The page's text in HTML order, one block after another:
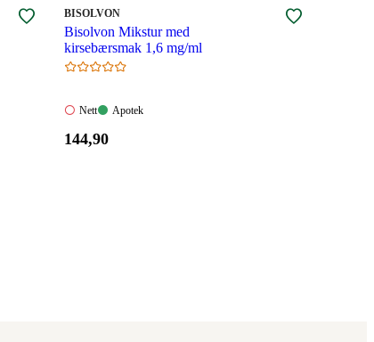
MERKE:
BISOLVON
Bisolvon Mikstur med
kirsebærsmak 1,6 mg/ml
Nett:
tilgjengelig
Nett
Apotek:
Apotek
Pris:
144,90